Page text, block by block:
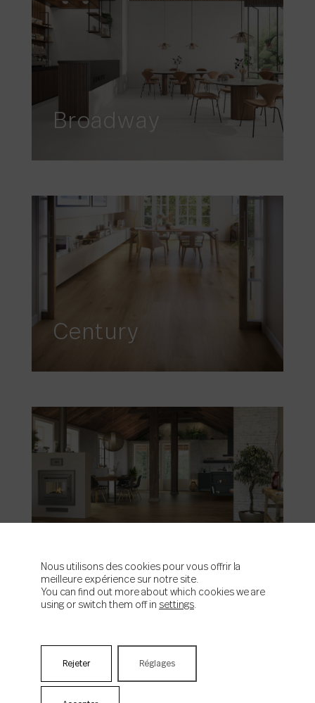
Broadway
Century
Nous utilisons des cookies pour vous offrir la
meilleure expérience sur notre site.
You can find out more about which cookies we are
using or switch them off in settings.
Rejeter Réglages